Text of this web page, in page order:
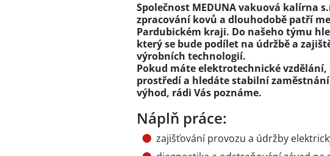
Společnost MEDUNA vakuová kalírna
zpracování kovů a dlouhodobě patří
Pardubickém kraji. Do našeho týmu
který se bude podílet na údržbě a
výrobních technologií.
Pokud máte elektrotechnické vzdělání,
prostředí a hledáte stabilní
výhod, rádi Vás poznáme.
Náplň práce:
zajišťování provozu a údržby